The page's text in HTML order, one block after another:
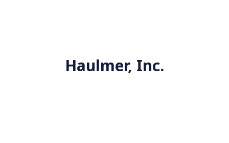
Haulmer, Inc.